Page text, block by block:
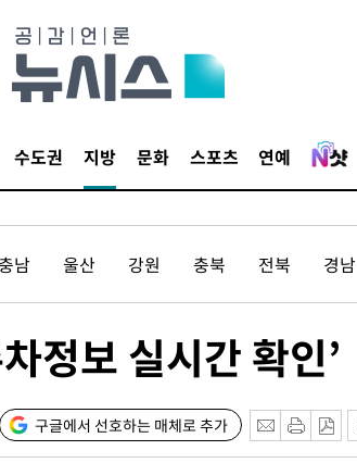
수도권 지방 문화 스포츠 연예
남 울산 강원 충북 전북 경남
정보 실시간 확인’
구글에서 선호하는 매체로 추가